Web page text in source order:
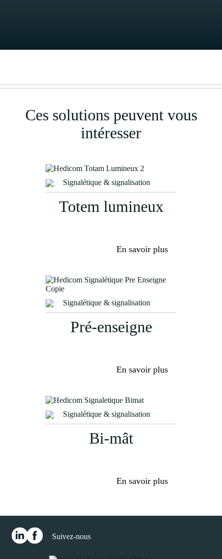
Ces solutions peuvent vous
intéresser
Signalétique & signalisation
Totem lumineux
En savoir plus
Signalétique & signalisation
Pré-enseigne
En savoir plus
Signalétique & signalisation
Bi-mât
En savoir plus
Suivez-nous